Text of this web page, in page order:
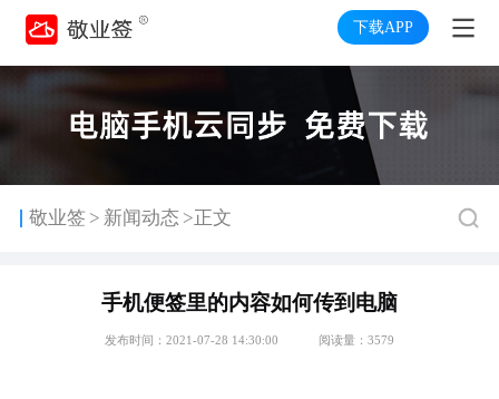
下载APP
敬业签 > 新闻动态 >正文
手机便签里的内容如何传到电脑
发布时间：2021-07-28 14:30:00 阅读量：3579